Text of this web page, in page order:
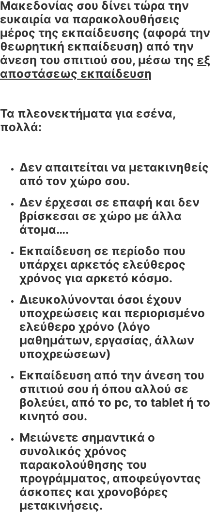
Μακεδονίας σου δίνει τώρα την
ευκαιρία να παρακολουθήσεις
μέρος της εκπαίδευσης (αφορά την
θεωρητική εκπαίδευση) από την
άνεση του σπιτιού σου, μέσω της εξ
αποστάσεως εκπαίδευση
Τα πλεονεκτήματα για εσένα,
πολλά:
Δεν απαιτείται να μετακινηθείς
από τον χώρο σου.
Δεν έρχεσαι σε επαφή και δεν
βρίσκεσαι σε χώρο με άλλα
άτομα….
Εκπαίδευση σε περίοδο που
υπάρχει αρκετός ελεύθερος
χρόνος για αρκετό κόσμο.
Διευκολύνονται όσοι έχουν
υποχρεώσεις και περιορισμένο
ελεύθερο χρόνο (λόγο
μαθημάτων, εργασίας, άλλων
υποχρεώσεων)
Εκπαίδευση από την άνεση του
σπιτιού σου ή όπου αλλού σε
βολεύει, από το pc, το tablet ή το
κινητό σου.
Μειώνετε σημαντικά ο
συνολικός χρόνος
παρακολούθησης του
προγράμματος, αποφεύγοντας
άσκοπες και χρονοβόρες
μετακινήσεις.